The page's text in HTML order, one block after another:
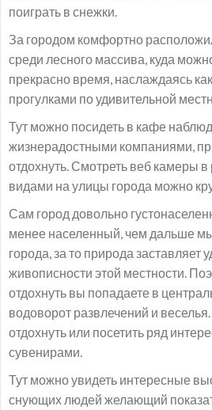
поиграть в снежки.
За городом комфортно
среди лесного массива, куда
прекрасно время, наслаждаясь
прогулками по удивительной
Тут можно посидеть в кафе
жизнерадостными компаниями,
отдохнуть. Смотреть веб камеры
видами на улицы города можно
Сам город довольно
менее населенный, чем дальше
города, за то природа заставляет
живописности этой местности.
отдохнуть вы попадаете в
водоворот развлечений и
отдохнуть или посетить ряд
сувенирами.
Тут можно увидеть интересные
снующих людей желающий